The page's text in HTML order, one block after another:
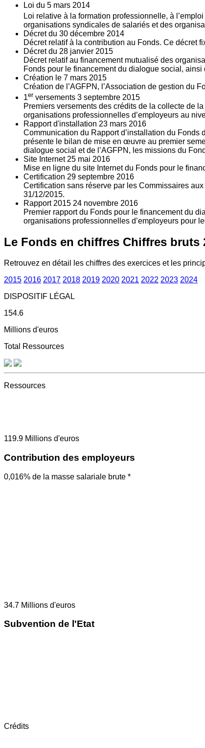
Loi du 5 mars 2014
Loi relative à la formation professionnelle, à
organisations syndicales de salariés et des
Décret du 30 décembre 2014
Décret relatif à la contribution au Fonds. Ce décret
Décret du 28 janvier 2015
Décret relatif au financement mutualisé des
Fonds pour le financement du dialogue social,
Création le 7 mars 2015
Création de l’AGFPN, l’Association de gestion du
1er versements 3 septembre 2015
Premiers versements des crédits de la collecte de
organisations professionnelles d’employeurs au
Rapport d'installation 23 mars 2016
Communication du Rapport d’installation du Fonds
présente le bilan de mise en œuvre au premier
dialogue social et de l’AGFPN, les missions du
Site Internet 25 mai 2016
Mise en ligne du site Internet du Fonds pour le
Certification 29 septembre 2016
Certification sans réserve par les Commissaires
31/12/2015.
Rapport 2015 24 novembre 2016
Premier rapport du Fonds pour le financement du
organisations professionnelles d’employeurs pour
Le Fonds en chiffres Chiffres bruts
Retrouvez en détail les chiffres des exercices et les
2015 2016 2017 2018 2019 2020 2021 2022 2023 2024
DISPOSITIF LÉGAL
154.6
Millions d'euros
Total Ressources
Ressources
119.9 Millions d'euros
Contribution des employeurs
0,016% de la masse salariale brute *
34.7 Millions d'euros
Subvention de l'Etat
Crédits